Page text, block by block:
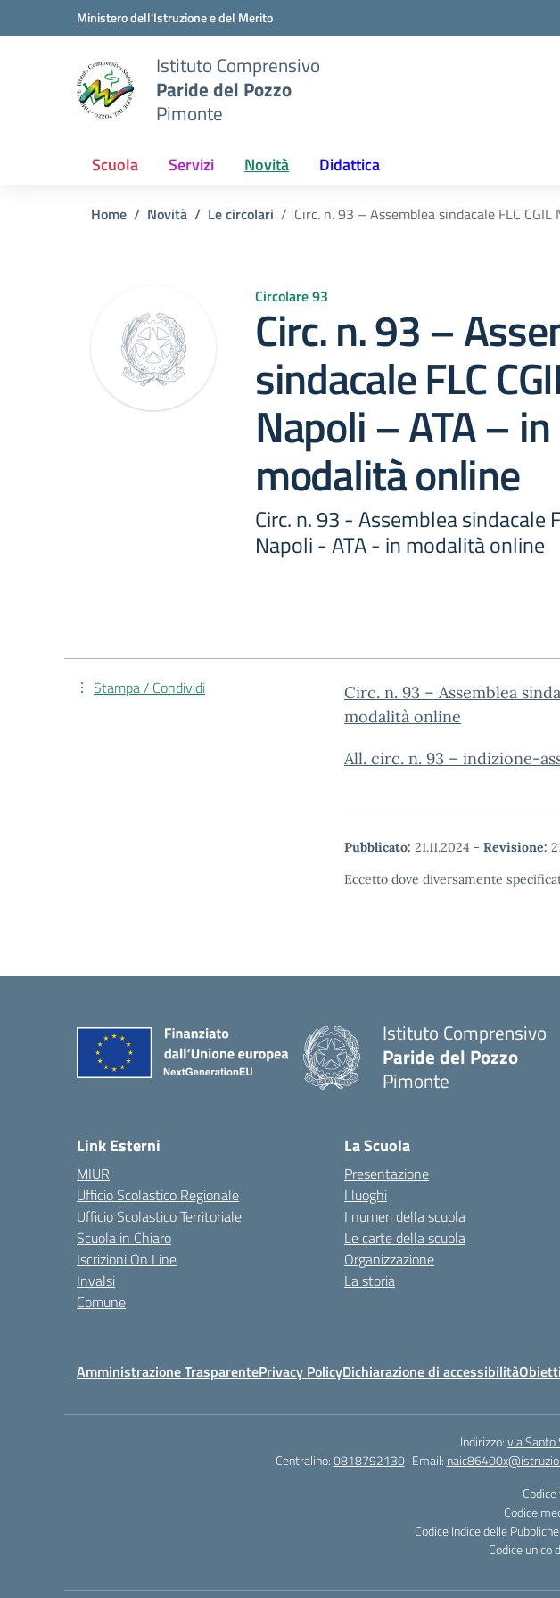
Vai ai contenuti
Vai al menu di navigazioneMinistero dell'Istruzione e del Merito
Istituto Comprensivo
Paride del Pozzo
Pimonte
Scuola Servizi Novità Didattica
Home Novità Le circolari Circ. n. 93 – Assemblea sindacale FLC
Circolare 93
Circ. n. 93 –
sindacale FLC
Napoli – ATA – in
modalità online
Circ. n. 93 - Assemblea sindacale
Napoli - ATA - in modalità online
Circ. n. 93 – Assemblea
modalità online
All. circ. n. 93 – indizione-
Pubblicato: 21.11.2024 - Revisione:
Eccetto dove diversamente
Stampa / Condividi
Istituto Comprensivo
Paride del Pozzo
Pimonte
Link Esterni
MIUR
Ufficio Scolastico Regionale
Ufficio Scolastico Territoriale
Scuola in Chiaro
Iscrizioni On Line
Invalsi
Comune
La Scuola
Presentazione
I luoghi
I numeri della scuola
Le carte della scuola
Organizzazione
La storia
Amministrazione TrasparentePrivacy PolicyDichiarazione di accessibilità
Indirizzo:via
Centralino:0818792130 Email:
Codice
Codice Indice delle
Codice unico